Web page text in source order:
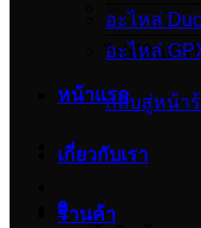
ไม่มีสินค้าใ
กลับสู่หน้า
0
อะไหล่
อะไหล่
หน้าแรก
เกี่ยวกับเรา
ร้านค้า